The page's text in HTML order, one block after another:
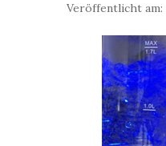
Veröffentlicht am: